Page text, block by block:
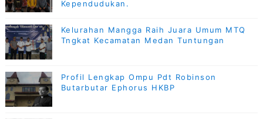
Kependudukan.
Kelurahan Mangga Raih Juara Umum MTQ
Tngkat Kecamatan Medan Tuntungan
Profil Lengkap Ompu Pdt Robinson
Butarbutar Ephorus HKBP